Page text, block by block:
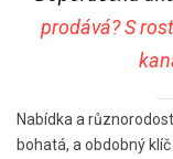
prodává? S
Nabídka a
bohatá, a obdobný